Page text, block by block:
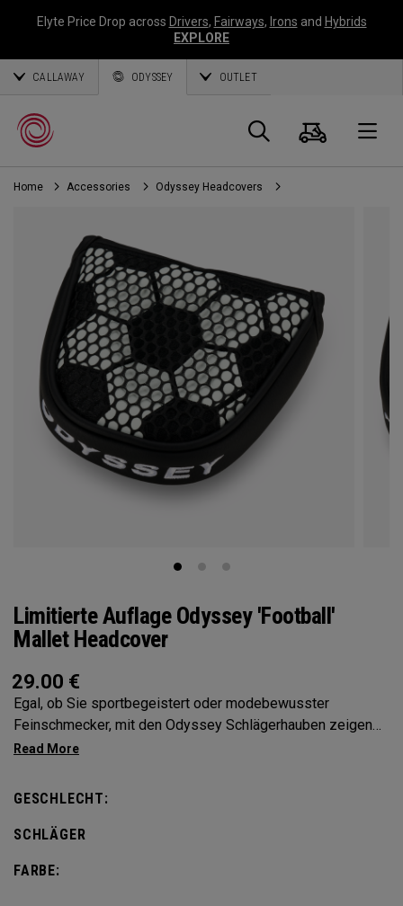
Elyte Price Drop across Drivers, Fairways, Irons and Hybrids
EXPLORE
CALLAWAY ODYSSEY OUTLET
Suche
Home Accessories Odyssey Headcovers
Limitierte Auflage Odyssey 'Football'
Mallet Headcover
29.00 €
Egal, ob Sie sportbegeistert oder modebewusster
Feinschmecker, mit den Odyssey Schlägerhauben zeigen
Sie Ihre Persönlichkeit
GESCHLECHT:
SCHLÄGER
FARBE: